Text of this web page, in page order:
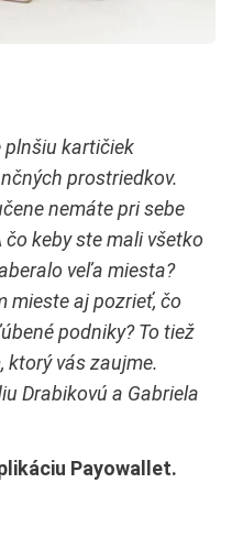
plnšiu kartičiek
prostriedkov.
nemáte pri sebe
keby ste mali všetko
veľa miesta?
mieste aj pozrieť, čo
podniky? To tiež
ktorý vás zaujme.
Drabikovú a Gabriela
Payowallet.